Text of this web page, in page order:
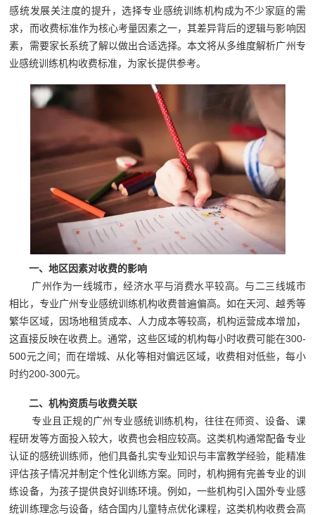
感统发展关注度的提升，选择专业感统训练机构成为不少家庭的需
求，而收费标准作为核心考量因素之一，其差异背后的逻辑与影响因
素，需要家长系统了解以做出合适选择。本文将从多维度解析广州专
业感统训练机构收费标准，为家长提供参考。
一、地区因素对收费的影响
广州作为一线城市，经济水平与消费水平较高。与二三线城市
相比，专业广州专业感统训练机构收费普遍偏高。如在天河、越秀等
繁华区域，因场地租赁成本、人力成本等较高，机构运营成本增加，
这直接反映在收费上。通常，这些区域的机构每小时收费可能在300-
500元之间；而在增城、从化等相对偏远区域，收费相对低些，每小
时约200-300元。
二、机构资质与收费关联
专业且正规的广州专业感统训练机构，往往在师资、设备、课
程研发等方面投入较大，收费也会相应较高。这类机构通常配备专业
认证的感统训练师，他们具备扎实专业知识与丰富教学经验，能精准
评估孩子情况并制定个性化训练方案。同时，机构拥有完善专业的训
练设备，为孩子提供良好训练环境。例如，一些机构引入国外专业感
统训练理念与设备，结合国内儿童特点优化课程，这类机构收费会高